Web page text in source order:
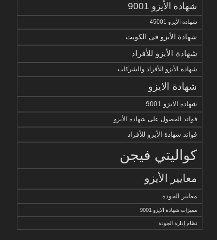
شهادة الأيزو 9001
شهادة الأيزو 45001
شهادة الأيزو في الكويت
شهادة الأيزو للأفراد
شهادة الأيزو للأفراد والشركات
شهادة الايزو
شهادة الايزو 9001
فوائد الحصول على شهادة الأيزو
فوائد شهادة الأيزو للأفراد
كواليتي فيجن
معايير الأيزو
معايير الجودة
مميزات شهادة الايزو 9001
نظام إدارة الجودة